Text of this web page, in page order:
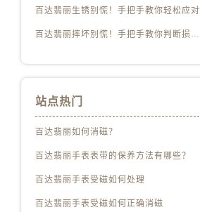
百达翡丽生锈别慌！手把手教你轻松应对
百达翡丽摔坏别慌！手把手教你判断损伤程度
站点热门
百达翡丽如何消磁？
百达翡丽手表表带的保养方法有哪些？
百达翡丽手表受磁如何处理
百达翡丽手表受磁如何正确消磁